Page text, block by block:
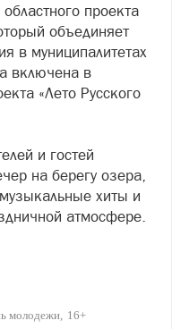
проекта
объединяет
в муниципалитетах
включена в
«Лето Русского
и гостей
на берегу озера,
хиты и
атмосфере.
молодежи 16+